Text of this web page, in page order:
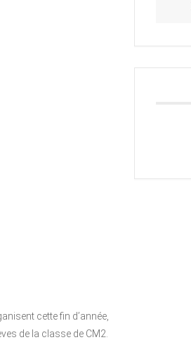
cette fin d’année,
de la classe de CM2.